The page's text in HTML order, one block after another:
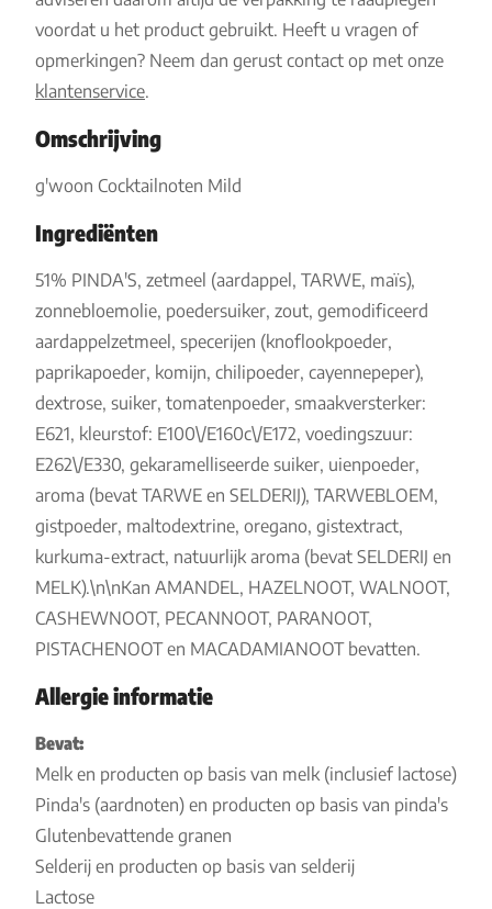
voordat u het product gebruikt. Heeft u vragen of
opmerkingen? Neem dan gerust contact op met onze
klantenservice.
Omschrijving
g'woon Cocktailnoten Mild
Ingrediënten
51% PINDA'S, zetmeel (aardappel, TARWE, maïs),
zonnebloemolie, poedersuiker, zout, gemodificeerd
aardappelzetmeel, specerijen (knoflookpoeder,
paprikapoeder, komijn, chilipoeder, cayennepeper),
dextrose, suiker, tomatenpoeder, smaakversterker:
E621, kleurstof: E100\/E160c\/E172, voedingszuur:
E262\/E330, gekaramelliseerde suiker, uienpoeder,
aroma (bevat TARWE en SELDERIJ), TARWEBLOEM,
gistpoeder, maltodextrine, oregano, gistextract,
kurkuma-extract, natuurlijk aroma (bevat SELDERIJ en
MELK).\n\nKan AMANDEL, HAZELNOOT, WALNOOT,
CASHEWNOOT, PECANNOOT, PARANOOT,
PISTACHENOOT en MACADAMIANOOT bevatten.
Allergie informatie
Bevat:
Melk en producten op basis van melk (inclusief lactose)
Pinda's (aardnoten) en producten op basis van pinda's
Glutenbevattende granen
Selderij en producten op basis van selderij
Lactose